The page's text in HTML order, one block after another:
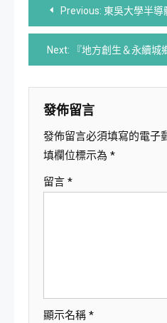
章
導
覽
Previous: 東吳大學半導體學程「
Next: 『地方創生＆永續城鄉』淡蘭廊道-24
發佈留言
發佈留言必須填寫的電子
填欄位標示為 *
留言 *
顯示名稱 *